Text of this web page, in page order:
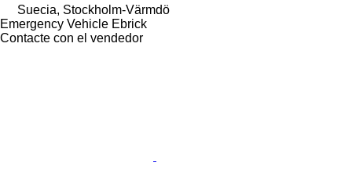
Suecia, Stockholm-Värmdö
Emergency Vehicle Ebrick
Contacte con el vendedor